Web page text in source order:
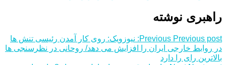
راهبری نوشته
Previous Previous post:
نیوزویک: روی کار آمدن رئیسی تنش ها
در روابط خارجی ایران را افزایش می دهد/ روحانی در نظرسنجی ها
بالاترین رای را دارد